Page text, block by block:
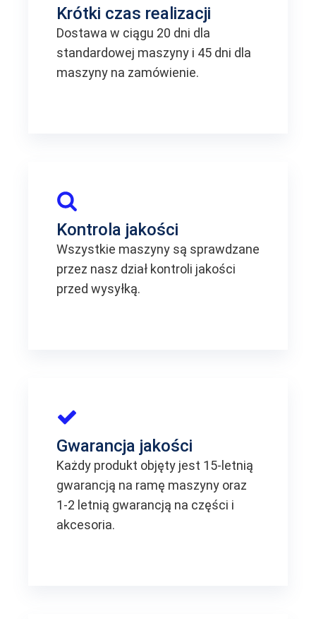
Krótki czas realizacji
Dostawa w ciągu 20 dni dla
standardowej maszyny i 45 dni dla
maszyny na zamówienie.
Kontrola jakości
Wszystkie maszyny są sprawdzane
przez nasz dział kontroli jakości
przed wysyłką.
Gwarancja jakości
Każdy produkt objęty jest 15-letnią
gwarancją na ramę maszyny oraz
1-2 letnią gwarancją na części i
akcesoria.